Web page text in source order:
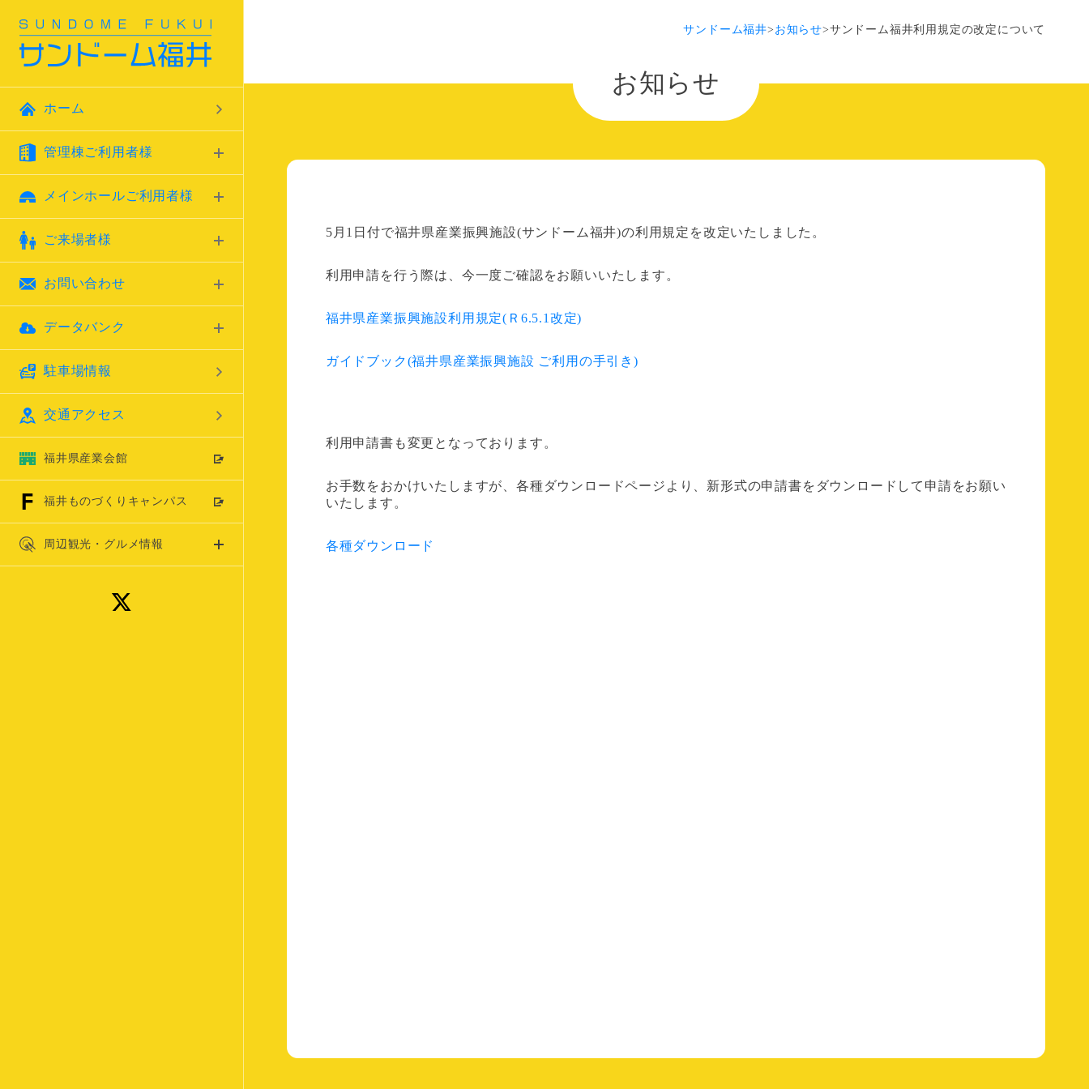
ホーム
管理棟ご利用者様
メインホールご利用者様
ご来場者様
お問い合わせ
データバンク
駐車場情報
交通アクセス
福井県産業会館
福井ものづくりキャンパス
周辺観光・グルメ情報
サンドーム福井> お知らせ>サンドーム福井利用規定の改定について
お知らせ
5月1日付で福井県産業振興施設(サンドーム福井)の利用規定を改定いたしました。
利用申請を行う際は、今一度ご確認をお願いいたします。
福井県産業振興施設利用規定(Ｒ6.5.1改定)
ガイドブック(福井県産業振興施設 ご利用の手引き)
利用申請書も変更となっております。
お手数をおかけいたしますが、各種ダウンロードページより、新形式の申請書をダウンロードして申請をお願い
いたします。
各種ダウンロード